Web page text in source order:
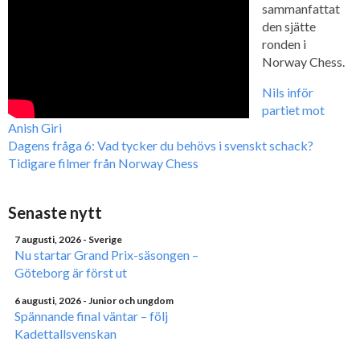
sammanfattat
den sjätte
ronden i
Norway Chess.
Nils inför
partiet mot
Anish Giri
Dagens fråga 6: Vad tycker du behövs i svenskt schack?
Tidigare filmer från Norway Chess
Senaste nytt
7 augusti, 2026 - Sverige
Nu startar Grand Prix-säsongen –
Göteborg är först ut
6 augusti, 2026 - Junior och ungdom
Spännande final väntar – följ
Kadettallsvenskan